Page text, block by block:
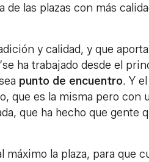
de las plazas con más
y calidad, y que
ha trabajado desde el
punto de encuentro. Y
que es la misma pero
que ha hecho que gente
máximo la plaza, para que